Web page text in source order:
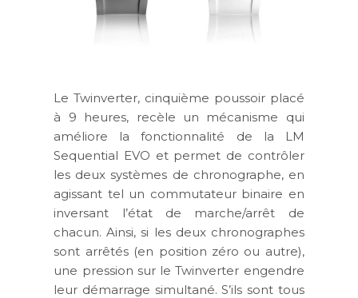
Le Twinverter, cinquième poussoir placé
à 9 heures, recèle un mécanisme qui
améliore la fonctionnalité de la LM
Sequential EVO et permet de contrôler
les deux systèmes de chronographe, en
agissant tel un commutateur binaire en
inversant l’état de marche/arrêt de
chacun. Ainsi, si les deux chronographes
sont arrêtés (en position zéro ou autre),
une pression sur le Twinverter engendre
leur démarrage simultané. S’ils sont tous